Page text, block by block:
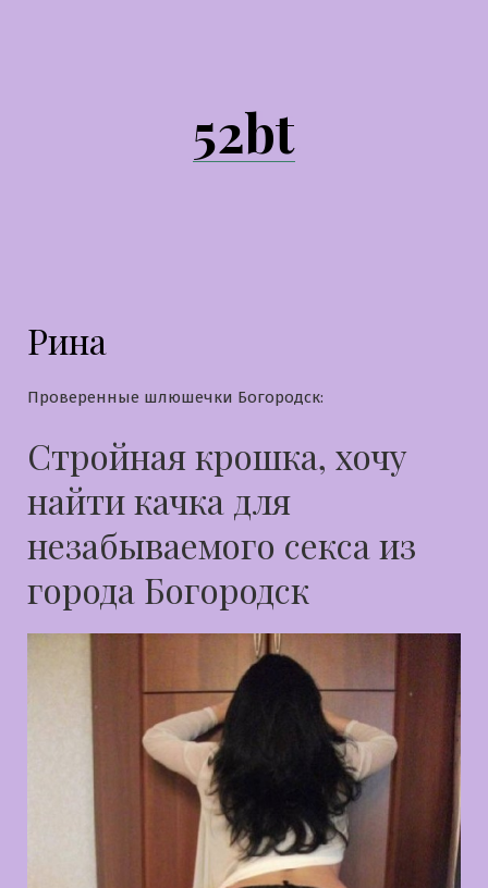
52bt
Рина
Проверенные шлюшечки Богородск:
Стройная крошка, хочу
найти качка для
незабываемого секса из
города Богородск